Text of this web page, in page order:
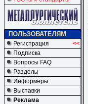
ПОЛЬЗОВАТЕЛЯМ
Регистрация
<<
Подписка
Вопросы FAQ
Разделы
Информеры
Выставки
Реклама